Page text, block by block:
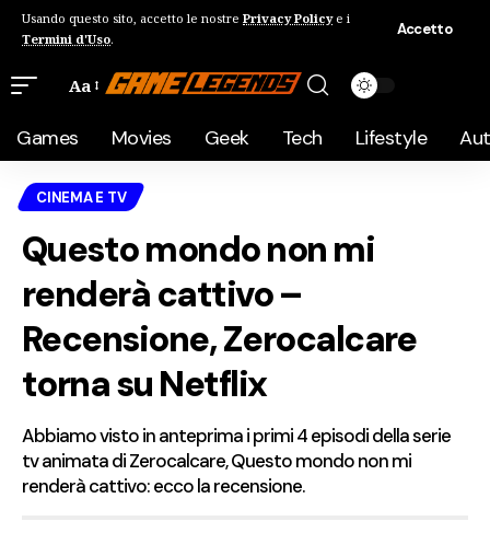
Usando questo sito, accetto le nostre Privacy Policye i
Termini d'Uso.
Accetto
Aa
Games Movies Geek Tech Lifestyle
CINEMA E TV
Questo mondo non mi
renderà cattivo –
Recensione, Zerocalcare
torna su Netflix
Abbiamo visto in anteprima i primi 4 episodi della serie
tv animata di Zerocalcare, Questo mondo non mi
renderà cattivo: ecco la recensione.